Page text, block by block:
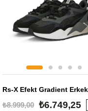
₺8.999,00 ₺6.749,25